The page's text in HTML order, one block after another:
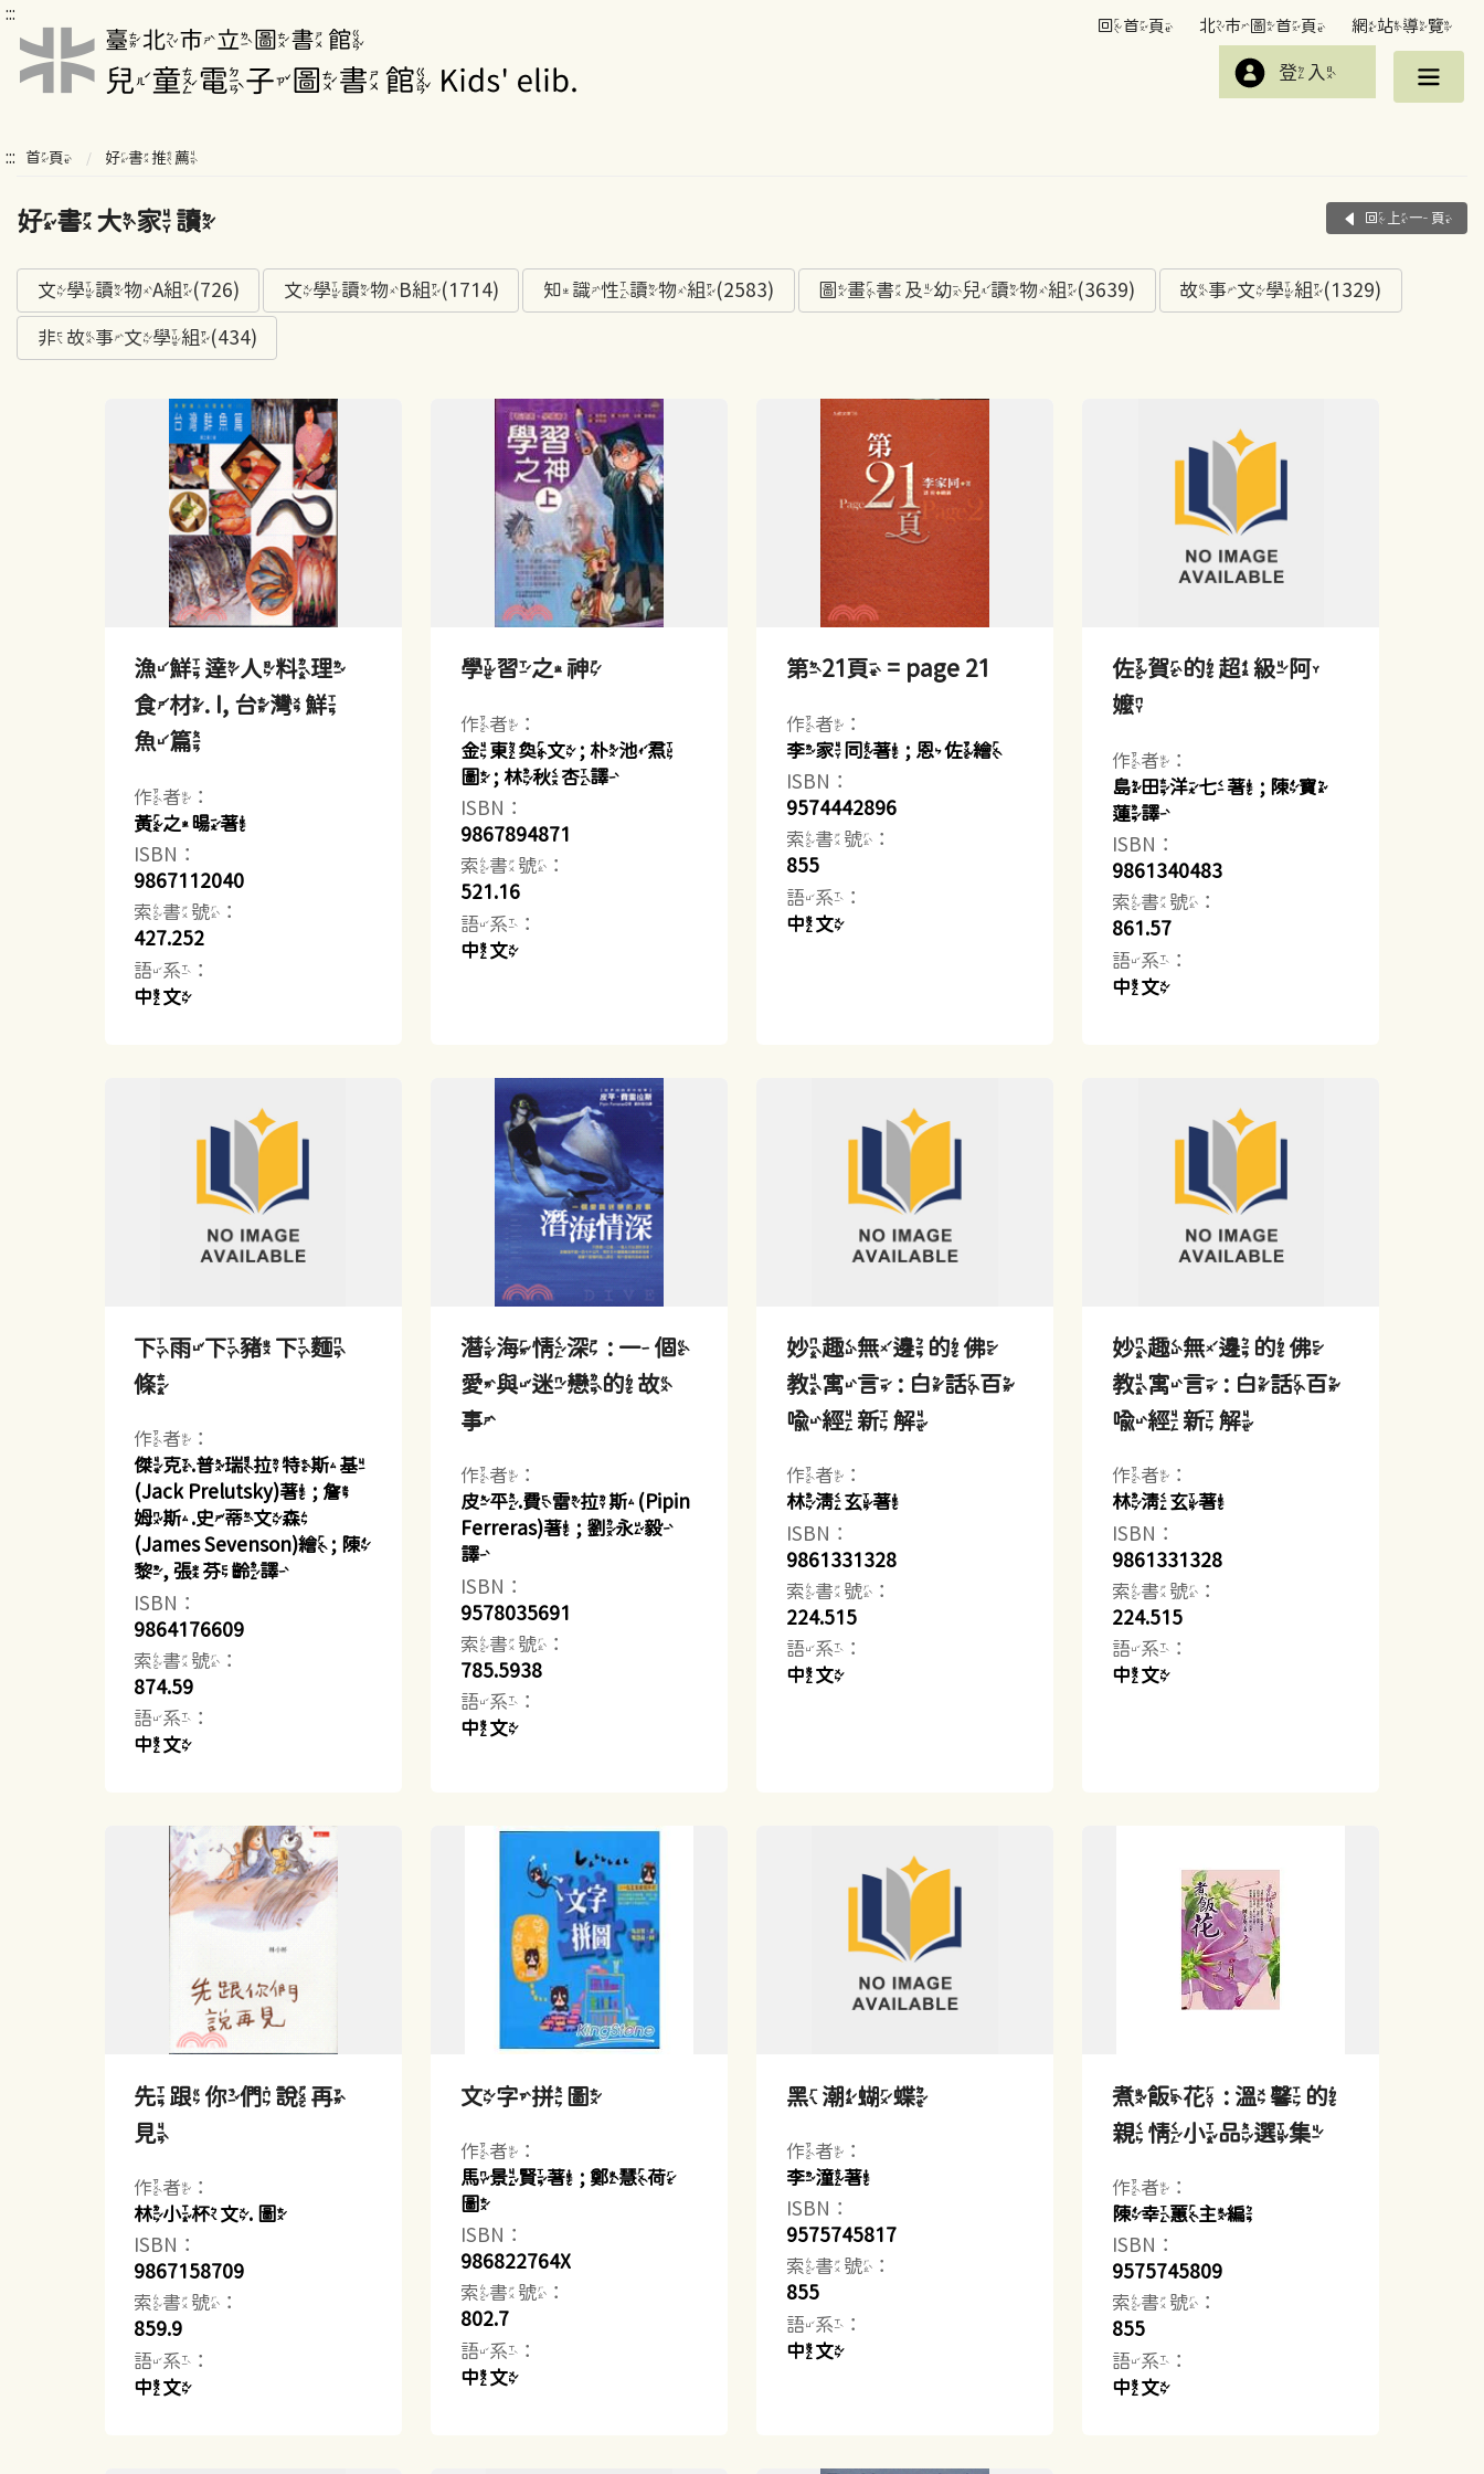
:::
回首頁 北市圖首頁 網站導覽
登入
::: 首頁 好書推薦
好書大家讀 回上一頁
文學讀物A組(726) 文學讀物B組(1714) 知識性讀物組(2583) 圖畫書及幼兒讀物組(3639) 故事文學組(1329)
非故事文學組(434)
漁鮮達人料理
食材. I, 台灣鮮
魚篇
作者：
黃之暘著
ISBN：
9867112040
索書號：
427.252
語系：
中文
學習之神
作者：
金東奐文 ; 朴池焄
圖 ; 林秋杏譯
ISBN：
9867894871
索書號：
521.16
語系：
中文
第21頁 = page 21
作者：
李家同著 ; 恩佐繪
ISBN：
9574442896
索書號：
855
語系：
中文
佐賀的超級阿
嬤
作者：
島田洋七著 ; 陳寶
蓮譯
ISBN：
9861340483
索書號：
861.57
語系：
中文
下雨下豬下麵
條
作者：
傑克.普瑞拉特斯基
(Jack Prelutsky)著 ; 詹
姆斯.史蒂文森
(James Sevenson)繪 ; 陳
黎, 張芬齡譯
ISBN：
9864176609
索書號：
874.59
語系：
中文
潛海情深 : 一個
愛與迷戀的故
事
作者：
皮平.費雷拉斯(Pipin
Ferreras)著 ; 劉永毅
譯
ISBN：
9578035691
索書號：
785.5938
語系：
中文
妙趣無邊的佛
教寓言 : 白話百
喻經新解
作者：
林清玄著
ISBN：
9861331328
索書號：
224.515
語系：
中文
妙趣無邊的佛
教寓言 : 白話百
喻經新解
作者：
林清玄著
ISBN：
9861331328
索書號：
224.515
語系：
中文
先跟你們說再
見
作者：
林小杯文. 圖
ISBN：
9867158709
索書號：
859.9
語系：
中文
文字拼圖
作者：
馬景賢著 ; 鄭慧荷
圖
ISBN：
986822764X
索書號：
802.7
語系：
中文
黑潮蝴蝶
作者：
李潼著
ISBN：
9575745817
索書號：
855
語系：
中文
煮飯花 : 溫馨的
親情小品選集
作者：
陳幸蕙主編
ISBN：
9575745809
索書號：
855
語系：
中文